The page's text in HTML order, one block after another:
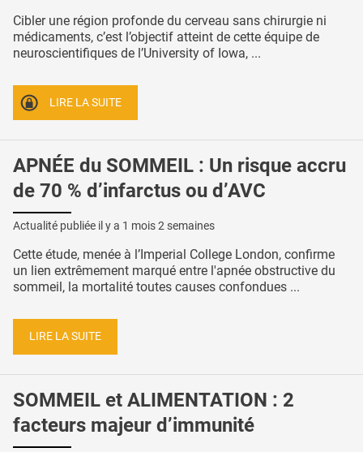
Cibler une région profonde du cerveau sans chirurgie ni
médicaments, c’est l’objectif atteint de cette équipe de
neuroscientifiques de l’University of Iowa, ...
LIRE LA SUITE
APNÉE du SOMMEIL : Un risque accru
de 70 % d’infarctus ou d’AVC
Actualité publiée il y a 1 mois 2 semaines
Cette étude, menée à l’Imperial College London, confirme
un lien extrêmement marqué entre l'apnée obstructive du
sommeil, la mortalité toutes causes confondues ...
LIRE LA SUITE
SOMMEIL et ALIMENTATION : 2
facteurs majeur d’immunité